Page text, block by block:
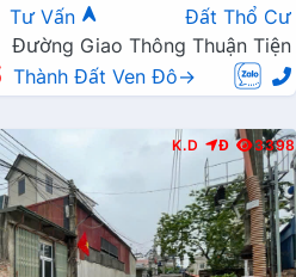
Tư Vấn
Đất Thổ Cư
Đường Giao Thông Thuận Tiện
Thành Đất Ven Đô→
K.D Đ 3398